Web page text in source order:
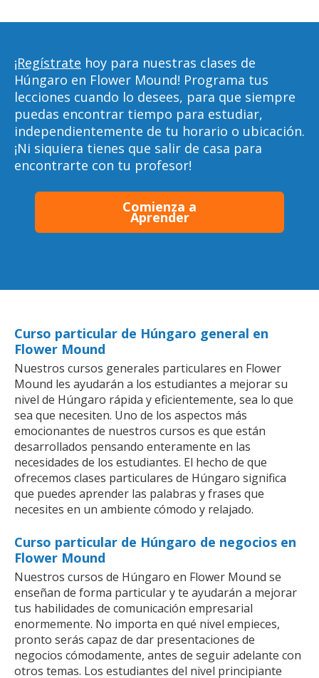
¡Regístrate hoy para nuestras clases de
Húngaro en Flower Mound! Programa tus
lecciones cuando lo desees, para que siempre
puedas encontrar tiempo para estudiar,
independientemente de tu horario o ubicación.
¡Ni siquiera tienes que salir de casa para
encontrarte con tu profesor!
Comienza a
Aprender
Curso particular de Húngaro general en
Flower Mound
Nuestros cursos generales particulares en Flower
Mound les ayudarán a los estudiantes a mejorar su
nivel de Húngaro rápida y eficientemente, sea lo que
sea que necesiten. Uno de los aspectos más
emocionantes de nuestros cursos es que están
desarrollados pensando enteramente en las
necesidades de los estudiantes. El hecho de que
ofrecemos clases particulares de Húngaro significa
que puedes aprender las palabras y frases que
necesites en un ambiente cómodo y relajado.
Curso particular de Húngaro de negocios en
Flower Mound
Nuestros cursos de Húngaro en Flower Mound se
enseñan de forma particular y te ayudarán a mejorar
tus habilidades de comunicación empresarial
enormemente. No importa en qué nivel empieces,
pronto serás capaz de dar presentaciones de
negocios cómodamente, antes de seguir adelante con
otros temas. Los estudiantes del nivel principiante